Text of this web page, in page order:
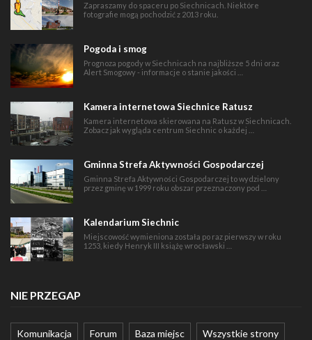
Zapraszamy do spaceru po Siechnicach. Niektóre
fotografie mogą pochodzić z 2013 roku.
Pogoda i smog
Prognoza pogody w Siechnicach na najbliższe 5 dni oraz
Alert Smogowy - informacje o stanie jakości …
Kamera internetowa Siechnice Ratusz
Kamera internetowa skierowana na Ratusz w Siechnicach.
Zobacz jak wygląda centrum Siechnic o każdej …
Gminna Strefa Aktywności Gospodarczej
Gminna Strefa Aktywności Gospodarczej to wydzielony
przez gminę w 1999 roku obszar przeznaczony pod …
Kalendarium Siechnic
Miejscowość wymieniona została po raz pierwszy w roku
1253, kiedy Henryk III książę wrocławski …
NIE PRZEGAP
Komunikacja Forum Baza miejsc Wszystkie strony